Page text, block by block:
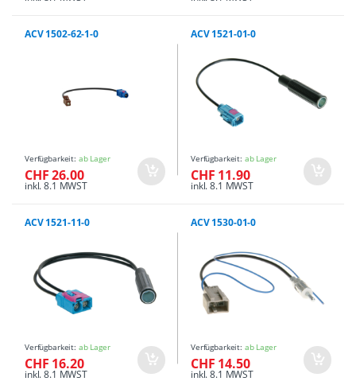
ACV 1502-62-1-0
Verfügbarkeit: ab Lager
CHF 26.00
inkl. 8.1 MWST
ACV 1521-01-0
Verfügbarkeit: ab Lager
CHF 11.90
inkl. 8.1 MWST
ACV 1521-11-0
Verfügbarkeit: ab Lager
CHF 16.20
inkl. 8.1 MWST
ACV 1530-01-0
Verfügbarkeit: ab Lager
CHF 14.50
inkl. 8.1 MWST